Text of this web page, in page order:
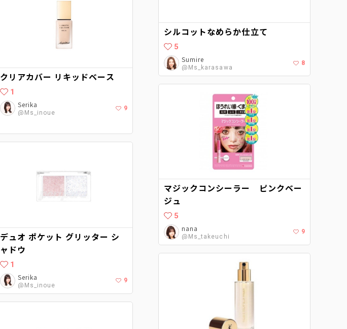
クリアカバー リキッドベース
1
Serika
@Ms_inoue
9
デュオ ポケット グリッター シ
ャドウ
1
Serika
@Ms_inoue
9
シルコットなめらか仕立て
5
Sumire
@Ms_karasawa
8
マジックコンシーラー ピンクベー
ジュ
5
nana
@Ms_takeuchi
9